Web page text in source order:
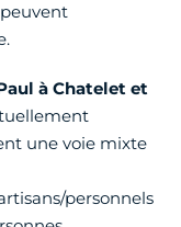
à Chatelet et
une voie mixte
personnels